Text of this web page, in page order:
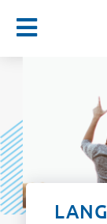
Menu